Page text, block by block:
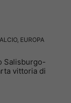
, EUROPA
Salisburgo-
vittoria di